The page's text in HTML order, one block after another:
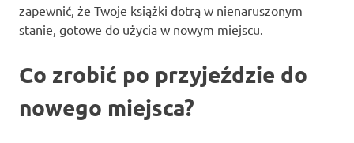
zapewnić, że Twoje książki dotrą w nienaruszonym
stanie, gotowe do użycia w nowym miejscu.
Co zrobić po przyjeździe do
nowego miejsca?